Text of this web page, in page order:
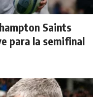
Saints
para la semifinal